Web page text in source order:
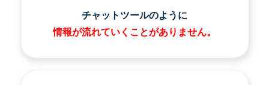
チャットツールのように
情報が流れていくことがありません。